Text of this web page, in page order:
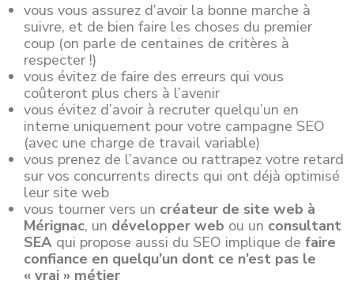
vous vous assurez d’avoir la bonne marche à
suivre, et de bien faire les choses du premier
coup (on parle de centaines de critères à
respecter !)
vous évitez de faire des erreurs qui vous
coûteront plus chers à l’avenir
vous évitez d’avoir à recruter quelqu’un en
interne uniquement pour votre campagne SEO
(avec une charge de travail variable)
vous prenez de l’avance ou rattrapez votre retard
sur vos concurrents directs qui ont déjà optimisé
leur site web
vous tourner vers un créateur de site web à
Mérignac, un développer web ou un consultant
SEA qui propose aussi du SEO implique de faire
confiance en quelqu’un dont ce n’est pas le
« vrai » métier